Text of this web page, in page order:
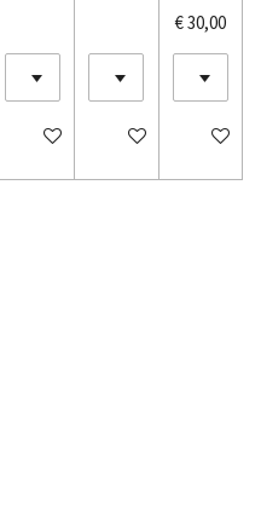
In winkelwagenIn winkelwagen
€ 30,00
In